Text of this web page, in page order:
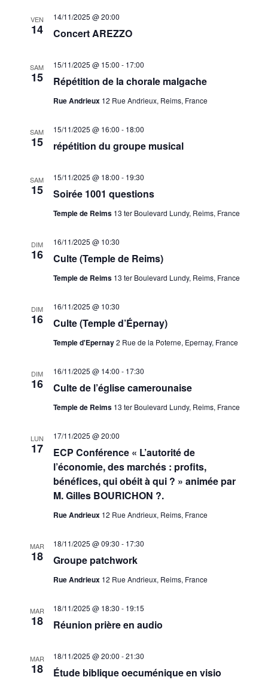
VEN
14 Concert AREZZO
14/11/2025 @ 20:00
SAM
15 Répétition de la chorale malgache
15/11/2025 @ 15:00 - 17:00
Rue Andrieux 12 Rue Andrieux, Reims, France
SAM
15 répétition du groupe musical
15/11/2025 @ 16:00 - 18:00
SAM
15 Soirée 1001 questions
15/11/2025 @ 18:00 - 19:30
Temple de Reims 13 ter Boulevard Lundy, Reims, France
DIM
16 Culte (Temple de Reims)
16/11/2025 @ 10:30
Temple de Reims 13 ter Boulevard Lundy, Reims, France
DIM
16 Culte (Temple d’Épernay)
16/11/2025 @ 10:30
Temple d'Epernay2 Rue de la Poterne, Epernay, France
DIM
16 Culte de l’église camerounaise
16/11/2025 @ 14:00 - 17:30
Temple de Reims 13 ter Boulevard Lundy, Reims, France
LUN
17
ECP Conférence « L’autorité de
l’économie, des marchés : profits,
bénéfices, qui obéit à qui ? » animée par
M. Gilles BOURICHON ?.
17/11/2025 @ 20:00
Rue Andrieux 12 Rue Andrieux, Reims, France
MAR
18 Groupe patchwork
18/11/2025 @ 09:30 - 17:30
Rue Andrieux 12 Rue Andrieux, Reims, France
MAR
18 Réunion prière en audio
18/11/2025 @ 18:30 - 19:15
MAR
18 Étude biblique oecuménique en visio
18/11/2025 @ 20:00 -21:30